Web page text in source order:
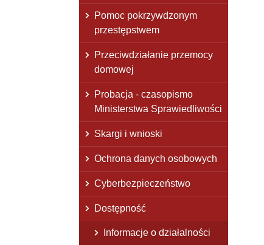
Pomoc pokrzywdzonym
przestępstwem
Przeciwdziałanie przemocy
domowej
Probacja - czasopismo
Ministerstwa Sprawiedliwości
Skargi i wnioski
Ochrona danych osobowych
Cyberbezpieczeństwo
Dostępność
Informacje o działalności